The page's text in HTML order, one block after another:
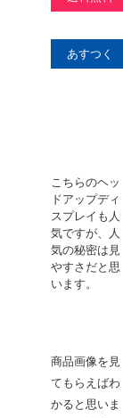
あすつく
こちらのヘッ
ドアップディ
スプレイも人
気ですが、人
気の秘密は見
やすさだと思
います。
商品画像を見
てもらえばわ
かると思いま